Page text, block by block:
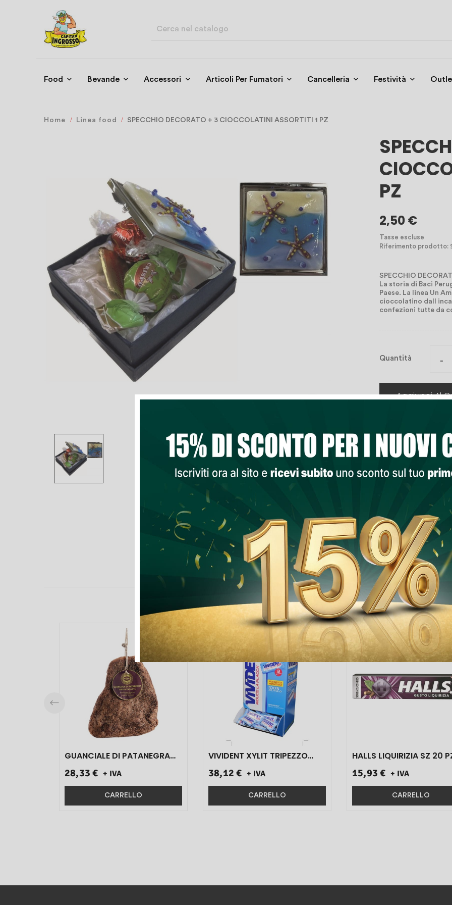
Food Bevande Accessori Articoli Per Fumatori Cancelleria Festività
Home Linea food SPECCHIO DECORATO + 3 CIOCCOLATINI ASSORTITI 1 PZ
PZ
2,50 €
Tasse escluse
Riferimento prodotto:
SPECCHIO
La storia di Baci
Paese. La linea Un
cioccolatino dall
confezioni tutte da
Quantità
Aggiungi Al
PRODOTTI NELLA STESSA CATEGORIA
GUANCIALE DI PATANEGRA
PZ}
28,33 € + IVA
CARRELLO
VIVIDENT XYLIT TRIPEZZO
38,12 € + IVA
CARRELLO
HALLS LIQUIRIZIA SZ 20
15,93 € + IVA
CARRELLO